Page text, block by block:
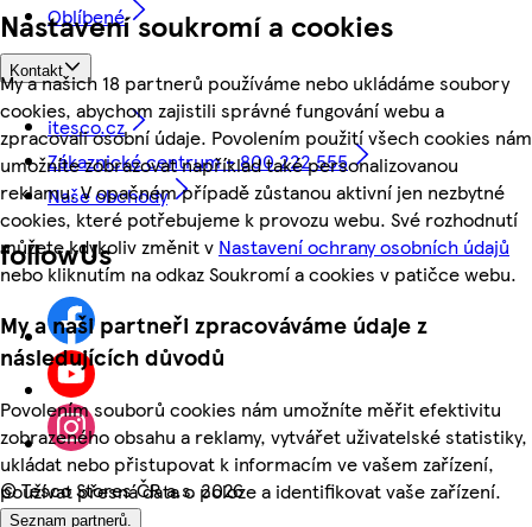
Nastavení soukromí a cookies
My a našich 18 partnerů používáme nebo ukládáme soubory
cookies, abychom zajistili správné fungování webu a
zpracovali osobní údaje. Povolením použití všech cookies nám
umožníte zobrazovat například také personalizovanou
reklamu. V opačném případě zůstanou aktivní jen nezbytné
cookies, které potřebujeme k provozu webu. Své rozhodnutí
můžete kdykoliv změnit v Nastavení ochrany osobních údajů
nebo kliknutím na odkaz Soukromí a cookies v patičce webu.
My a naši partneři zpracováváme údaje z
následujících důvodů
Povolením souborů cookies nám umožníte měřit efektivitu
zobrazeného obsahu a reklamy, vytvářet uživatelské statistiky,
ukládat nebo přistupovat k informacím ve vašem zařízení,
používat přesná data o poloze a identifikovat vaše zařízení.
Seznam partnerů.
Oblíbené
Kontakt
itesco.cz
Zákaznické centrum - 800 222 555
Naše obchody
followUs
©Tesco Stores ČR a.s. 2026